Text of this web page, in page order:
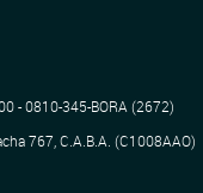
- 0810-345-BORA (2672)
767, C.A.B.A. (C1008AAO)